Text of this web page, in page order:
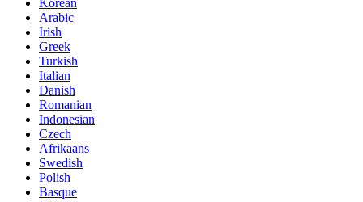
Korean
Arabic
Irish
Greek
Turkish
Italian
Danish
Romanian
Indonesian
Czech
Afrikaans
Swedish
Polish
Basque